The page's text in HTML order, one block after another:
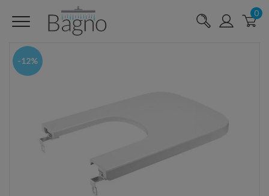
0
-12%